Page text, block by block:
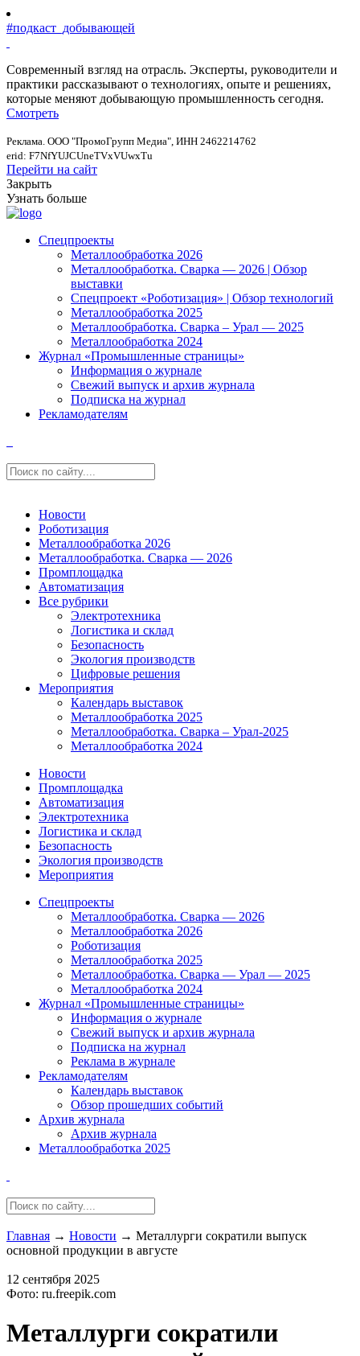
#подкаст_добывающей
Современный взгляд на отрасль. Эксперты, руководители и
практики рассказывают о технологиях, опыте и решениях,
которые меняют добывающую промышленность сегодня.
Смотреть
Реклама. ООО "ПромоГрупп Медиа", ИНН 2462214762
erid: F7NfYUJCUneTVxVUwxTu
Перейти на сайт
Закрыть
Узнать больше
Спецпроекты
Металлообработка 2026
Металлообработка. Сварка — 2026 | Обзор
выставки
Спецпроект «Роботизация» | Обзор технологий
Металлообработка 2025
Металлообработка. Сварка – Урал — 2025
Металлообработка 2024
Журнал «Промышленные страницы»
Информация о журнале
Свежий выпуск и архив журнала
Подписка на журнал
Рекламодателям
Новости
Роботизация
Металлообработка 2026
Металлообработка. Сварка — 2026
Промплощадка
Автоматизация
Все рубрики
Электротехника
Логистика и склад
Безопасность
Экология производств
Цифровые решения
Мероприятия
Календарь выставок
Металлообработка 2025
Металлообработка. Сварка – Урал-2025
Металлообработка 2024
Новости
Промплощадка
Автоматизация
Электротехника
Логистика и склад
Безопасность
Экология производств
Мероприятия
Спецпроекты
Металлообработка. Сварка — 2026
Металлообработка 2026
Роботизация
Металлообработка 2025
Металлообработка. Сварка — Урал — 2025
Металлообработка 2024
Журнал «Промышленные страницы»
Информация о журнале
Свежий выпуск и архив журнала
Подписка на журнал
Реклама в журнале
Рекламодателям
Календарь выставок
Обзор прошедших событий
Архив журнала
Архив журнала
Металлообработка 2025
Главная → Новости → Металлурги сократили выпуск
основной продукции в августе
12 сентября 2025
Фото: ru.freepik.com
Металлурги сократили